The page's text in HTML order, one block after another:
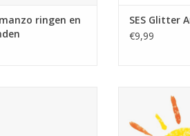
ringen en
SES Glitter
€9,99
SES 00333
TOEVOEGEN